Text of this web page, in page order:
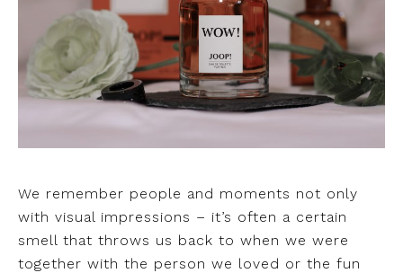
We remember people and moments not only
with visual impressions – it’s often a certain
smell that throws us back to when we were
together with the person we loved or the fun